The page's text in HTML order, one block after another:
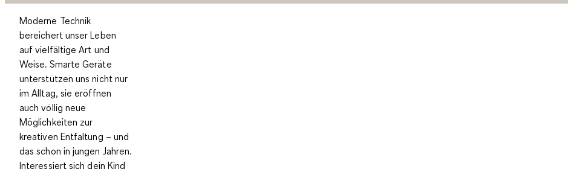
Moderne Technik
bereichert unser Leben
auf vielfältige Art und
Weise. Smarte Geräte
unterstützen uns nicht nur
im Alltag, sie eröffnen
auch völlig neue
Möglichkeiten zur
kreativen Entfaltung – und
das schon in jungen Jahren.
Interessiert sich dein Kind